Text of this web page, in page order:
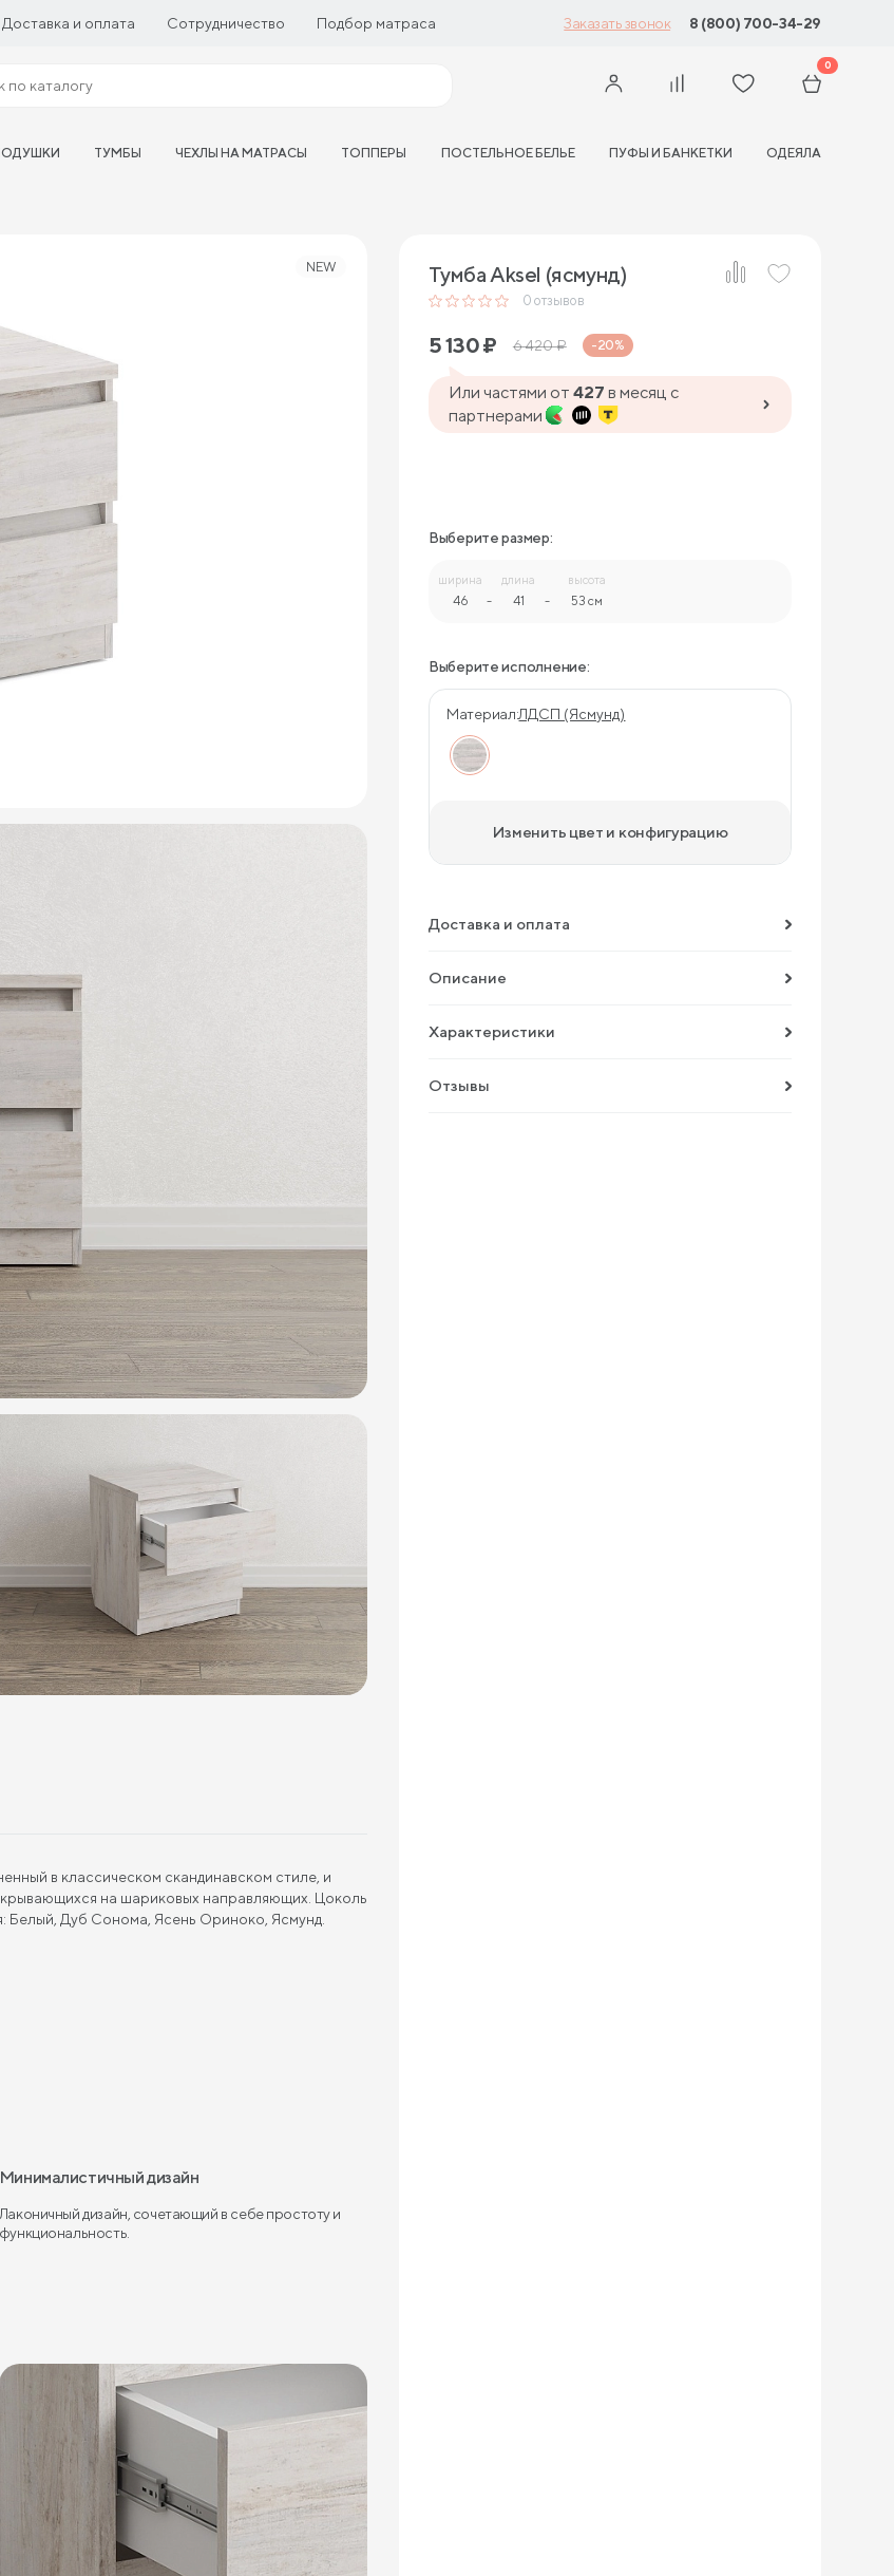
Доставка и оплата Сотрудничество Подбор матраса Заказать звонок 8 (800) 700-34-29
0
ТУМБЫ ЧЕХЛЫ НА МАТРАСЫ ТОППЕРЫ ПОСТЕЛЬНОЕ БЕЛЬЕ ПУФЫ И БАНКЕТКИ ОДЕЯЛА
NEW Тумба Aksel (ясмунд)
0 отзывов
5 130₽ 6 420₽ -20%
Или частями от 427 в месяц с
партнерами
Выберите размер:
ширина
46 -
длина
41 -
высота
53 см
Выберите исполнение:
Материал:ЛДСП (Ясмунд)
Изменить цвет и конфигурацию
Доставка и оплата
Описание
Характеристики
Отзывы
в классическом скандинавском стиле, и
на шариковых направляющих. Цоколь
Белый, Дуб Сонома, Ясень Ориноко, Ясмунд.
Минималистичный дизайн
Лаконичный дизайн, сочетающий в себе простоту и
функциональность.